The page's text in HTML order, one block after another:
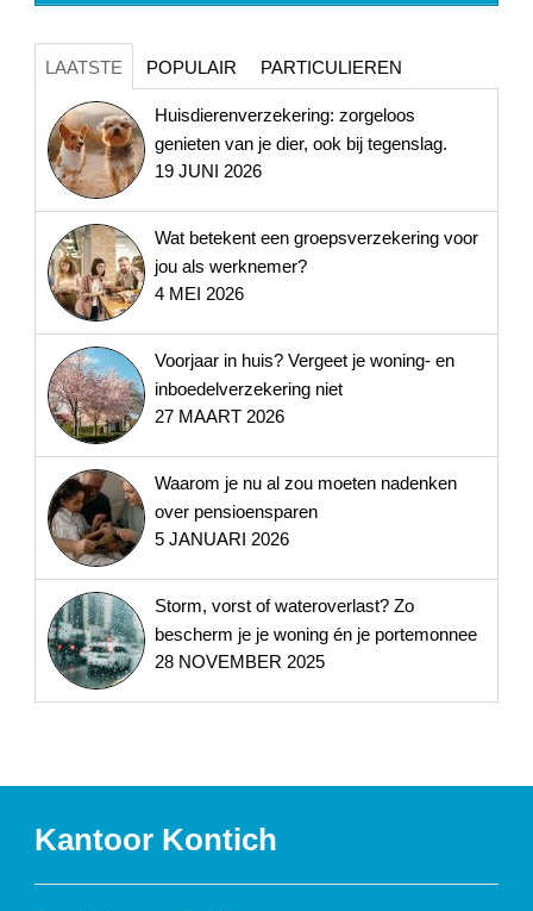
LAATSTE POPULAIR PARTICULIEREN
Huisdierenverzekering: zorgeloos
genieten van je dier, ook bij tegenslag.
19 JUNI 2026
Wat betekent een groepsverzekering voor
jou als werknemer?
4 MEI 2026
Voorjaar in huis? Vergeet je woning- en
inboedelverzekering niet
27 MAART 2026
Waarom je nu al zou moeten nadenken
over pensioensparen
5 JANUARI 2026
Storm, vorst of wateroverlast? Zo
bescherm je je woning én je portemonnee
28 NOVEMBER 2025
Kantoor Kontich